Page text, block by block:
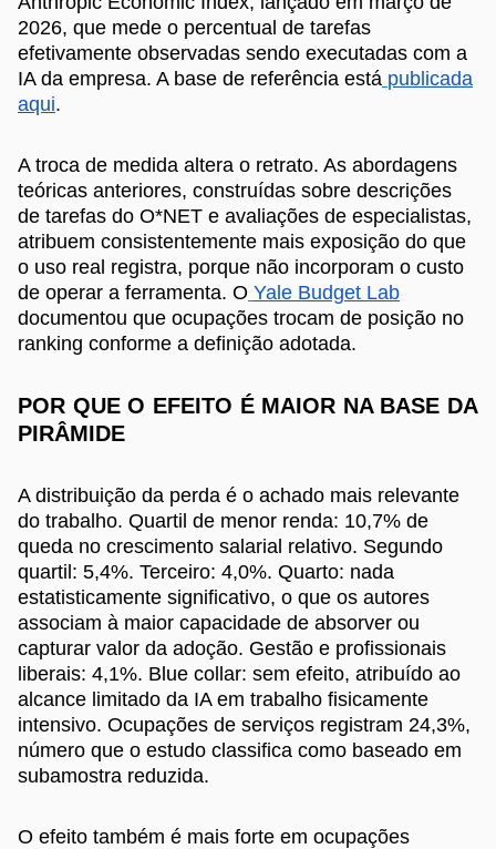
2026, que mede o percentual de tarefas
efetivamente observadas sendo executadas com a
IA da empresa. A base de referência está publicada
aqui.
A troca de medida altera o retrato. As abordagens
teóricas anteriores, construídas sobre descrições
de tarefas do O*NET e avaliações de especialistas,
atribuem consistentemente mais exposição do que
o uso real registra, porque não incorporam o custo
de operar a ferramenta. O Yale Budget Lab
documentou que ocupações trocam de posição no
ranking conforme a definição adotada.
POR QUE O EFEITO É MAIOR NA BASE DA
PIRÂMIDE
A distribuição da perda é o achado mais relevante
do trabalho. Quartil de menor renda: 10,7% de
queda no crescimento salarial relativo. Segundo
quartil: 5,4%. Terceiro: 4,0%. Quarto: nada
estatisticamente significativo, o que os autores
associam à maior capacidade de absorver ou
capturar valor da adoção. Gestão e profissionais
liberais: 4,1%. Blue collar: sem efeito, atribuído ao
alcance limitado da IA em trabalho fisicamente
intensivo. Ocupações de serviços registram 24,3%,
número que o estudo classifica como baseado em
subamostra reduzida.
O efeito também é mais forte em ocupações